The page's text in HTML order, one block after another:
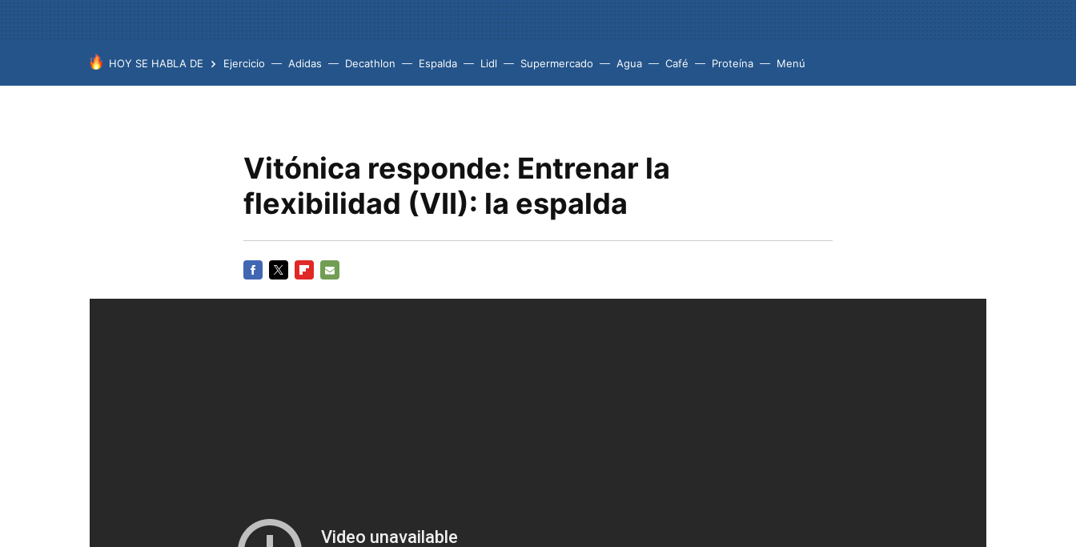
HOY SE HABLA DE Ejercicio Adidas Decathlon Espalda Lidl Supermercado Agua Café Proteína Menú
Vitónica responde: Entrenar la
flexibilidad (VII): la espalda